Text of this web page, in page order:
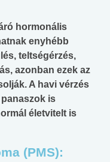
hormonális
enyhébb
teltségérzés,
azonban ezek az
A havi vérzés
is
életvitelt is
(PMS):